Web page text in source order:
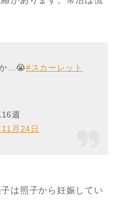
か…😭#スカーレット
週
月24日
は照子から妊娠してい